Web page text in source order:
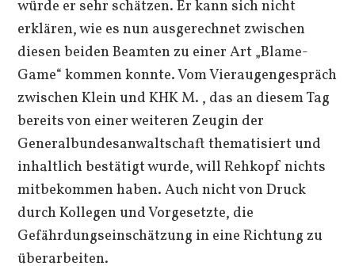
würde er sehr schätzen. Er kann sich nicht
erklären, wie es nun ausgerechnet zwischen
diesen beiden Beamten zu einer Art „Blame-
Game“ kommen konnte. Vom Vieraugengespräch
zwischen Klein und KHK M. , das an diesem Tag
bereits von einer weiteren Zeugin der
Generalbundesanwaltschaft thematisiert und
inhaltlich bestätigt wurde, will Rehkopf nichts
mitbekommen haben. Auch nicht von Druck
durch Kollegen und Vorgesetzte, die
Gefährdungseinschätzung in eine Richtung zu
überarbeiten.